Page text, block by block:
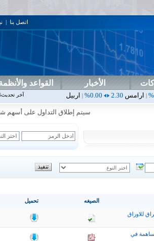
اتصل بنا |
الأخبار القواعد
|اربيل 0.00%
0.00%
سيتم إطلاق التداول على أسهم شركة
تحميل الصيغه
للاوراق
في